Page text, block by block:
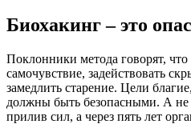
Биохакинг – это
Поклонники метода говорят,
самочувствие, задействовать
замедлить старение. Цели
должны быть безопасными. А не
прилив сил, а через пять лет